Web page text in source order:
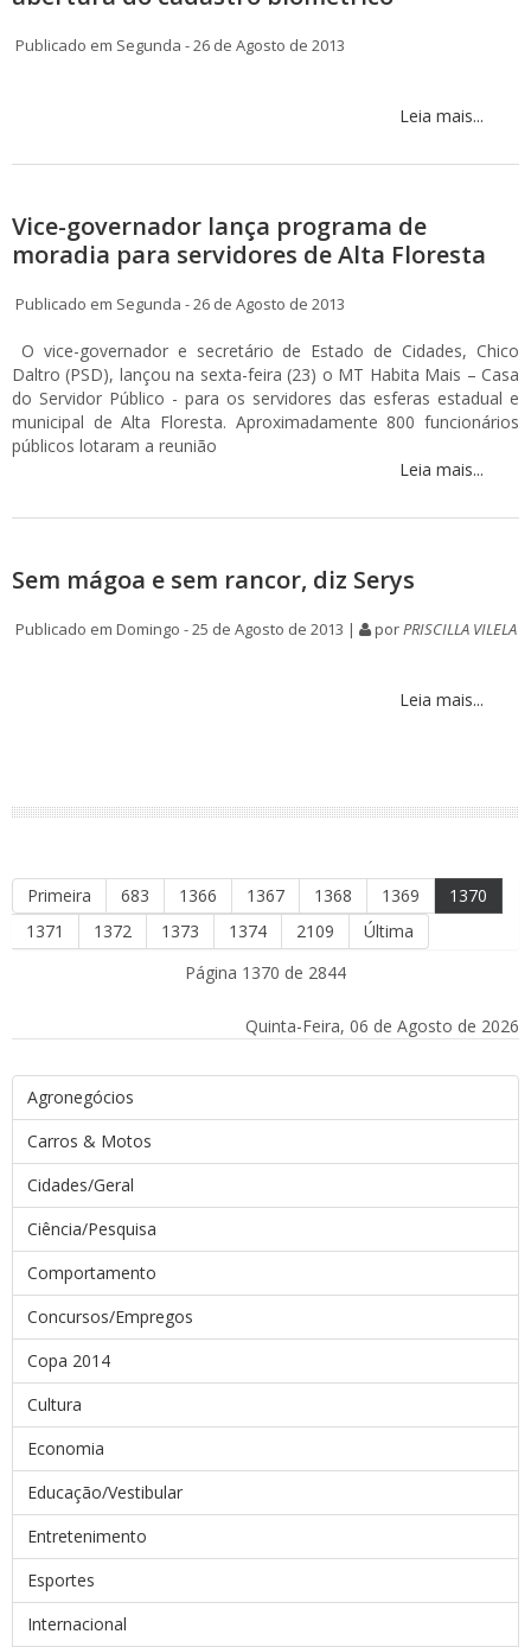
Publicado em Segunda - 26 de Agosto de 2013
Leia mais...
Vice-governador lança programa de
moradia para servidores de Alta Floresta
Publicado em Segunda - 26 de Agosto de 2013
O vice-governador e secretário de Estado de Cidades, Chico
Daltro (PSD), lançou na sexta-feira (23) o MT Habita Mais – Casa
do Servidor Público - para os servidores das esferas estadual e
municipal de Alta Floresta. Aproximadamente 800 funcionários
públicos lotaram a reunião
Leia mais...
Sem mágoa e sem rancor, diz Serys
Publicado em Domingo - 25 de Agosto de 2013 | porPRISCILLA VILELA
Leia mais...
Primeira 683 1366 1367 1368 1369
1370
1371
1372 1373 1374 2109
Última
Página 1370 de 2844
Quinta-Feira, 06 de Agosto de 2026
Agronegócios
Carros & Motos
Cidades/Geral
Ciência/Pesquisa
Comportamento
Concursos/Empregos
Copa 2014
Cultura
Economia
Educação/Vestibular
Entretenimento
Esportes
Internacional